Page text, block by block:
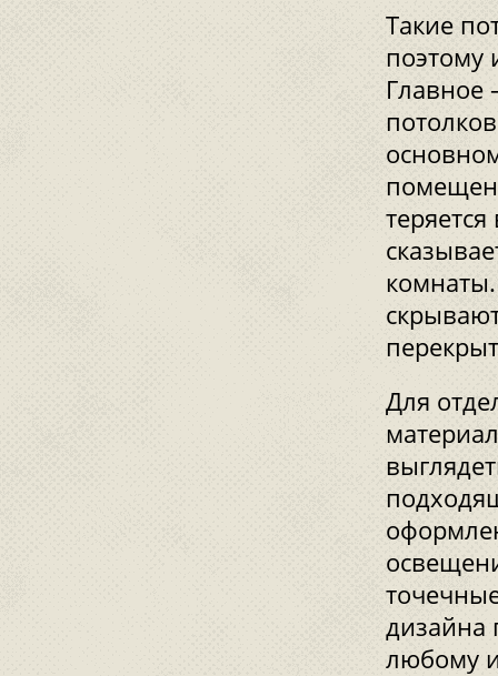
Такие
поэтому
Главное
Для
дизайна
любому